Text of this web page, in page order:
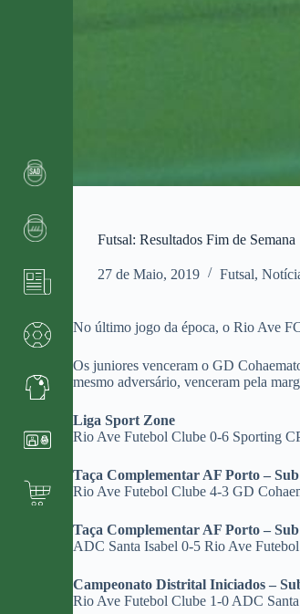
Futsal: Resultados Fim de Semana
27 de Maio, 2019 Futsal,
No último jogo da época, o Rio Ave
Os juniores venceram o GD
mesmo adversário, venceram pela
Liga Sport Zone
Rio Ave Futebol Clube 0-6 Sporting
Taça Complementar AF Porto –
Rio Ave Futebol Clube 4-3 GD
Taça Complementar AF Porto –
ADC Santa Isabel 0-5 Rio Ave
Campeonato Distrital Iniciados –
Rio Ave Futebol Clube 1-0 ADC Santa